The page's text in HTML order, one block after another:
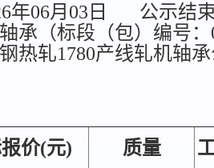
年06月03日
公示结
（标段（包）编号：
热轧1780产线轧机轴
价(元) 质量